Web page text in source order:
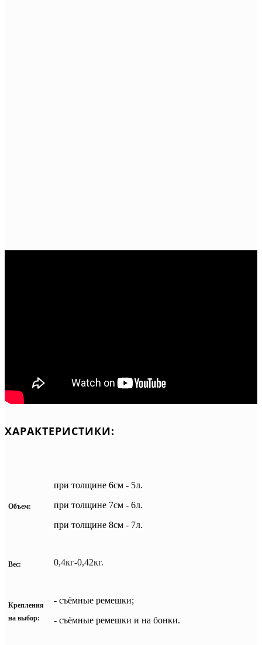
ХАРАКТЕРИСТИКИ:
Объем:
при толщине 6см - 5л.
при толщине 7см - 6л.
при толщине 8см - 7л.
Вес: 0,4кг-0,42кг.
Крепления
на выбор:
- съёмные ремешки;
- съёмные ремешки и на бонки.